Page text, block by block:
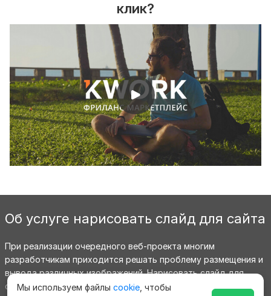
клик?
Об услуге нарисовать слайд для сайта
При реализации очередного веб-проекта многим
разработчикам приходится решать проблему размещения и
вывода различных изображений. Нарисовать слайд для
сайта помогут профессиональные дизайнеры с большим
Мы используем файлы cookie , чтобы